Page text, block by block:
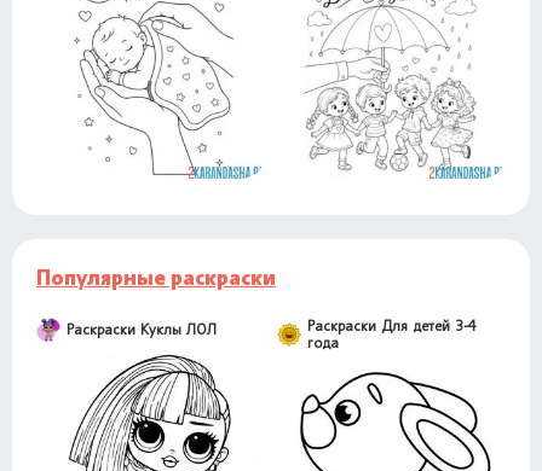
Популярные раскраски
Раскраски Куклы ЛОЛ
Раскраски Для детей 3-4
года